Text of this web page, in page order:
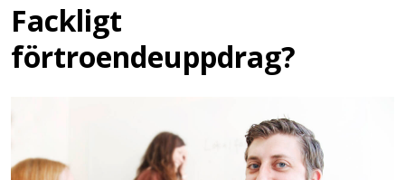
Fackligt
förtroendeuppdrag?